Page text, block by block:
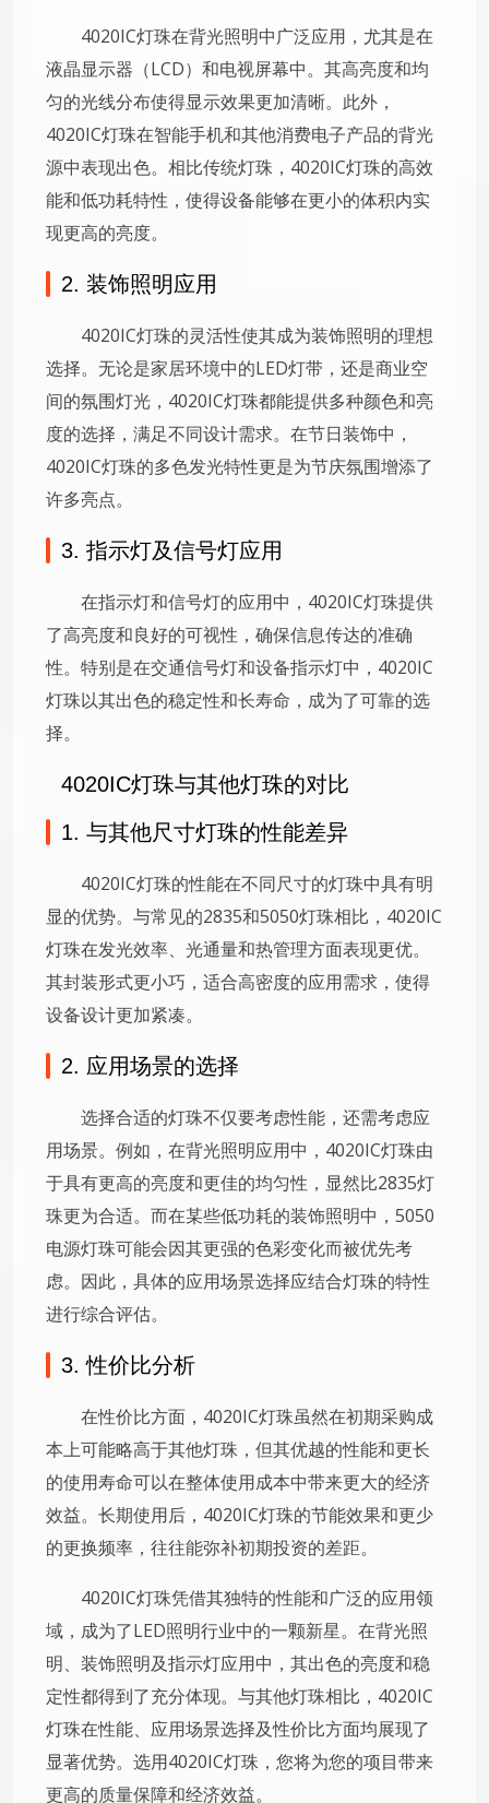
4020IC灯珠在背光照明中广泛应用，尤其是在
液晶显示器（LCD）和电视屏幕中。其高亮度和均
匀的光线分布使得显示效果更加清晰。此外，
4020IC灯珠在智能手机和其他消费电子产品的背光
源中表现出色。相比传统灯珠，4020IC灯珠的高效
能和低功耗特性，使得设备能够在更小的体积内实
现更高的亮度。
2. 装饰照明应用
4020IC灯珠的灵活性使其成为装饰照明的理想
选择。无论是家居环境中的LED灯带，还是商业空
间的氛围灯光，4020IC灯珠都能提供多种颜色和亮
度的选择，满足不同设计需求。在节日装饰中，
4020IC灯珠的多色发光特性更是为节庆氛围增添了
许多亮点。
3. 指示灯及信号灯应用
在指示灯和信号灯的应用中，4020IC灯珠提供
了高亮度和良好的可视性，确保信息传达的准确
性。特别是在交通信号灯和设备指示灯中，4020IC
灯珠以其出色的稳定性和长寿命，成为了可靠的选
择。
4020IC灯珠与其他灯珠的对比
1. 与其他尺寸灯珠的性能差异
4020IC灯珠的性能在不同尺寸的灯珠中具有明
显的优势。与常见的2835和5050灯珠相比，4020IC
灯珠在发光效率、光通量和热管理方面表现更优。
其封装形式更小巧，适合高密度的应用需求，使得
设备设计更加紧凑。
2. 应用场景的选择
选择合适的灯珠不仅要考虑性能，还需考虑应
用场景。例如，在背光照明应用中，4020IC灯珠由
于具有更高的亮度和更佳的均匀性，显然比2835灯
珠更为合适。而在某些低功耗的装饰照明中，5050
电源灯珠可能会因其更强的色彩变化而被优先考
虑。因此，具体的应用场景选择应结合灯珠的特性
进行综合评估。
3. 性价比分析
在性价比方面，4020IC灯珠虽然在初期采购成
本上可能略高于其他灯珠，但其优越的性能和更长
的使用寿命可以在整体使用成本中带来更大的经济
效益。长期使用后，4020IC灯珠的节能效果和更少
的更换频率，往往能弥补初期投资的差距。
4020IC灯珠凭借其独特的性能和广泛的应用领
域，成为了LED照明行业中的一颗新星。在背光照
明、装饰照明及指示灯应用中，其出色的亮度和稳
定性都得到了充分体现。与其他灯珠相比，4020IC
灯珠在性能、应用场景选择及性价比方面均展现了
显著优势。选用4020IC灯珠，您将为您的项目带来
更高的质量保障和经济效益。